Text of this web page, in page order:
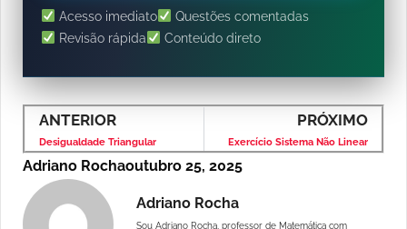
Acesso imediato
Questões comentadas
Revisão rápida
Conteúdo direto
ANTERIOR
Desigualdade Triangular
PRÓXIMO
Exercício Sistema Não Linear
Adriano Rochaoutubro 25, 2025
Adriano Rocha
Sou Adriano Rocha, professor de Matemática com